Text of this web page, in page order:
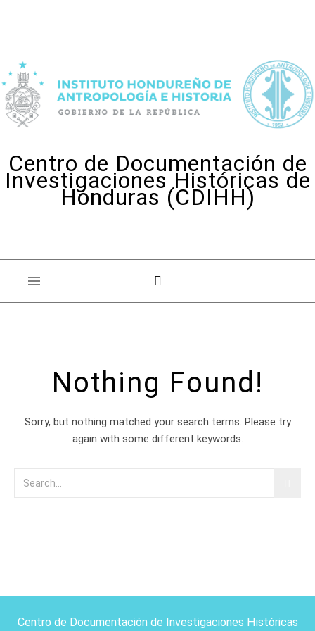
Centro de Documentación de
Investigaciones Históricas de
Honduras (CDIHH)
Nothing Found!
Sorry, but nothing matched your search terms. Please try
again with some different keywords.
Centro de Documentación de Investigaciones Históricas